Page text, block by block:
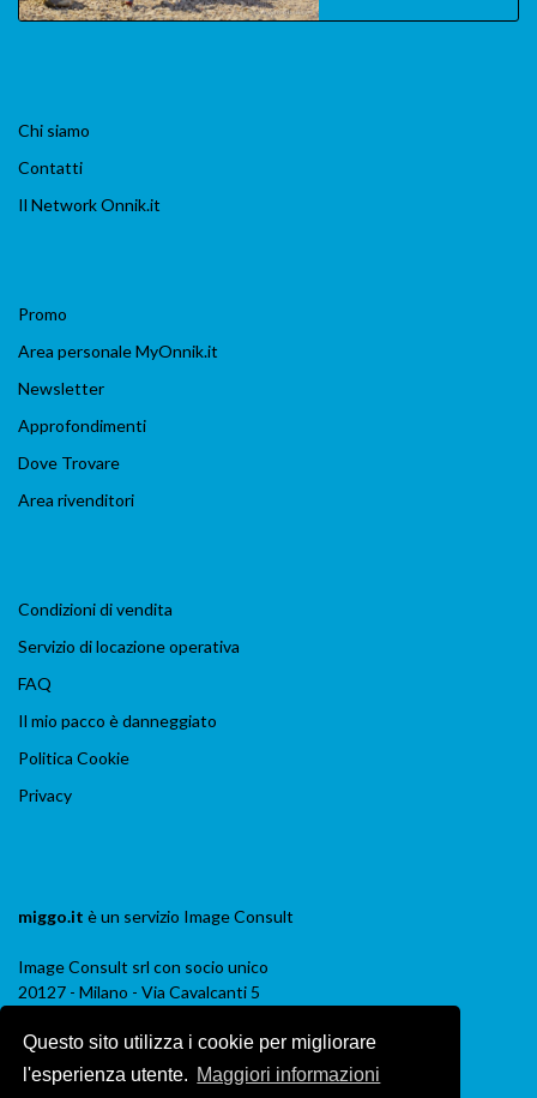
Questo sito utilizza i cookie per migliorare
l'esperienza utente. Maggiori informazioni
Chi siamo
Contatti
Il Network Onnik.it
Promo
Area personale MyOnnik.it
Newsletter
Approfondimenti
Dove Trovare
Area rivenditori
Condizioni di vendita
Servizio di locazione operativa
FAQ
Il mio pacco è danneggiato
Politica Cookie
Privacy
miggo.it è un servizio Image Consult
Image Consult srl con socio unico
20127 - Milano - Via Cavalcanti 5
P.IVA e C.F. 03383650961
REA 1673647 CCIAA Milano Monza Brianza